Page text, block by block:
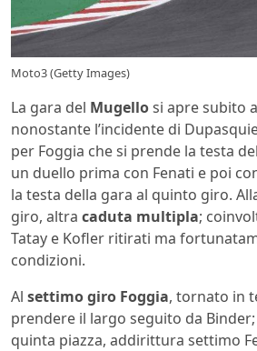
Moto3 (Getty Images)
La gara del Mugellosi apre subito
nonostante l’incidente di
per Foggia che si prende la testa
un duello prima con Fenati e poi
la testa della gara al quinto giro.
giro, altra caduta multipla;
Tatay e Kofler ritirati ma
condizioni.
Al settimo giro Foggia, tornato in
prendere il largo seguito da Binder;
quinta piazza, addirittura settimo